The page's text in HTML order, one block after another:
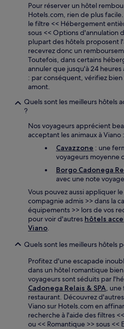
Pour réserver un hôtel
Hotels.com, rien de plus
le filtre << Hébergement
sous << Options d'annulation
plupart des hôtels proposent
recevrez donc un
Toutefois, dans certains
annuler que jusqu'à 24
: par conséquent, vérifiez
amont.
Quels sont les meilleurs hôtels
?
Nos voyageurs apprécient
acceptant les animaux à Viano :
Cavazzone : une
voyageurs moyenne
Borgo Cadonega
avec une note
Vous pouvez aussi appliquer
compagnie admis >> dans la
équipements >> lors de vos
pour voir d'autres hôtels
Viano.
Quels sont les meilleurs hôtels
Profitez d'une escapade
dans un hôtel romantique
voyageurs sont séduits par
Cadonega Relais & SPA, une
restaurant. Découvrez
Viano sur Hotels.com en
recherche à l'aide des filtres
ou << Romantique >> sous <<